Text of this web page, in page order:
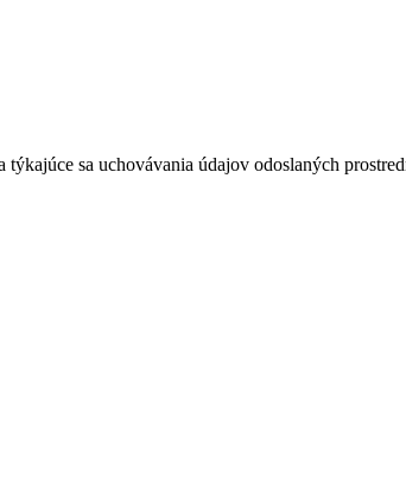
sa uchovávania údajov odoslaných